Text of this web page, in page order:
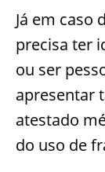
Já em caso
precisa ter
ou ser
apresentar
atestado
do uso de